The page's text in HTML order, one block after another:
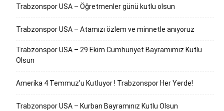
Trabzonspor USA – Öğretmenler günü kutlu olsun
Trabzonspor USA – Atamızı özlem ve minnetle anıyoruz
Trabzonspor USA – 29 Ekim Cumhuriyet Bayramımız Kutlu
Olsun
Amerika 4 Temmuz’u Kutluyor ! Trabzonspor Her Yerde!
Trabzonspor USA – Kurban Bayramınız Kutlu Olsun